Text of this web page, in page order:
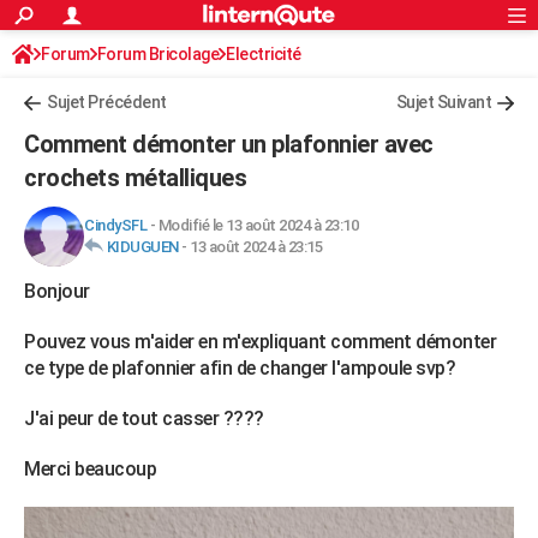
ACTUALITÉS
Politique
Société
Faits Divers
Education
Monde
Villes
+
Programme TV
Streaming
Sorties cinéma
FINANCE
Retraite
Impôts
Epargne
Immobilier
Risques naturels par ville
Banque
Assurance
Crédit
AUTO
Essais
Réserver un essai
Citadines
Berlines
SUV
Forum auto
HIGH-TECH
Forum
Aménagement intérieur
Extérieur
Cuisine
Salle de bains
Jardinage
Rangement
WEEK-END
Guides de France
Escapades
Patrimoine
Expositions
Musées
Week-end nature
LIFESTYLE
Art de vivre
Bien-être
Loisirs
Mode
Modes de vie
SANTE
Alimentation
Guide de la santé
Maladies
Médicaments
Sommeil
VOYAGE
S'inscrire
Connexion
Forum Forum Bricolage Electricité
Sujet Précédent Sujet Suivant
Comment démonter un plafonnier avec
crochets métalliques
CindySFL- Modifié le 13 août 2024 à 23:10
KIDUGUEN- 13 août 2024 à 23:15
Bonjour
Pouvez vous m'aider en m'expliquant comment démonter
ce type de plafonnier afin de changer l'ampoule svp?
J'ai peur de tout casser ????
Merci beaucoup